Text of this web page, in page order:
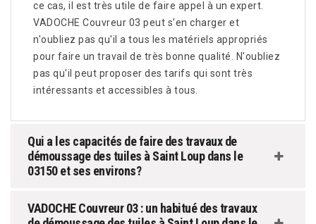
ce cas, il est très utile de faire appel à un expert.
VADOCHE Couvreur 03 peut s'en charger et
n'oubliez pas qu'il a tous les matériels appropriés
pour faire un travail de très bonne qualité. N'oubliez
pas qu'il peut proposer des tarifs qui sont très
intéressants et accessibles à tous.
Qui a les capacités de faire des travaux de
démoussage des tuiles à Saint Loup dans le
03150 et ses environs?
VADOCHE Couvreur 03 : un habitué des travaux